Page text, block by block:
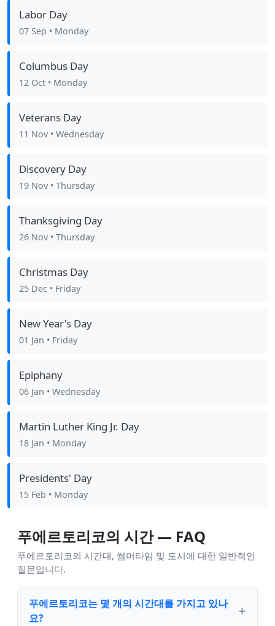
Labor Day
07 Sep • Monday
Columbus Day
12 Oct • Monday
Veterans Day
11 Nov • Wednesday
Discovery Day
19 Nov • Thursday
Thanksgiving Day
26 Nov • Thursday
Christmas Day
25 Dec • Friday
New Year's Day
01 Jan • Friday
Epiphany
06 Jan • Wednesday
Martin Luther King Jr. Day
18 Jan • Monday
Presidents' Day
15 Feb • Monday
푸에르토리코의 시간 — FAQ
푸에르토리코의 시간대, 썸머타임 및 도시에 대한 일반적인
질문입니다.
푸에르토리코는 몇 개의 시간대를 가지고 있나
요?